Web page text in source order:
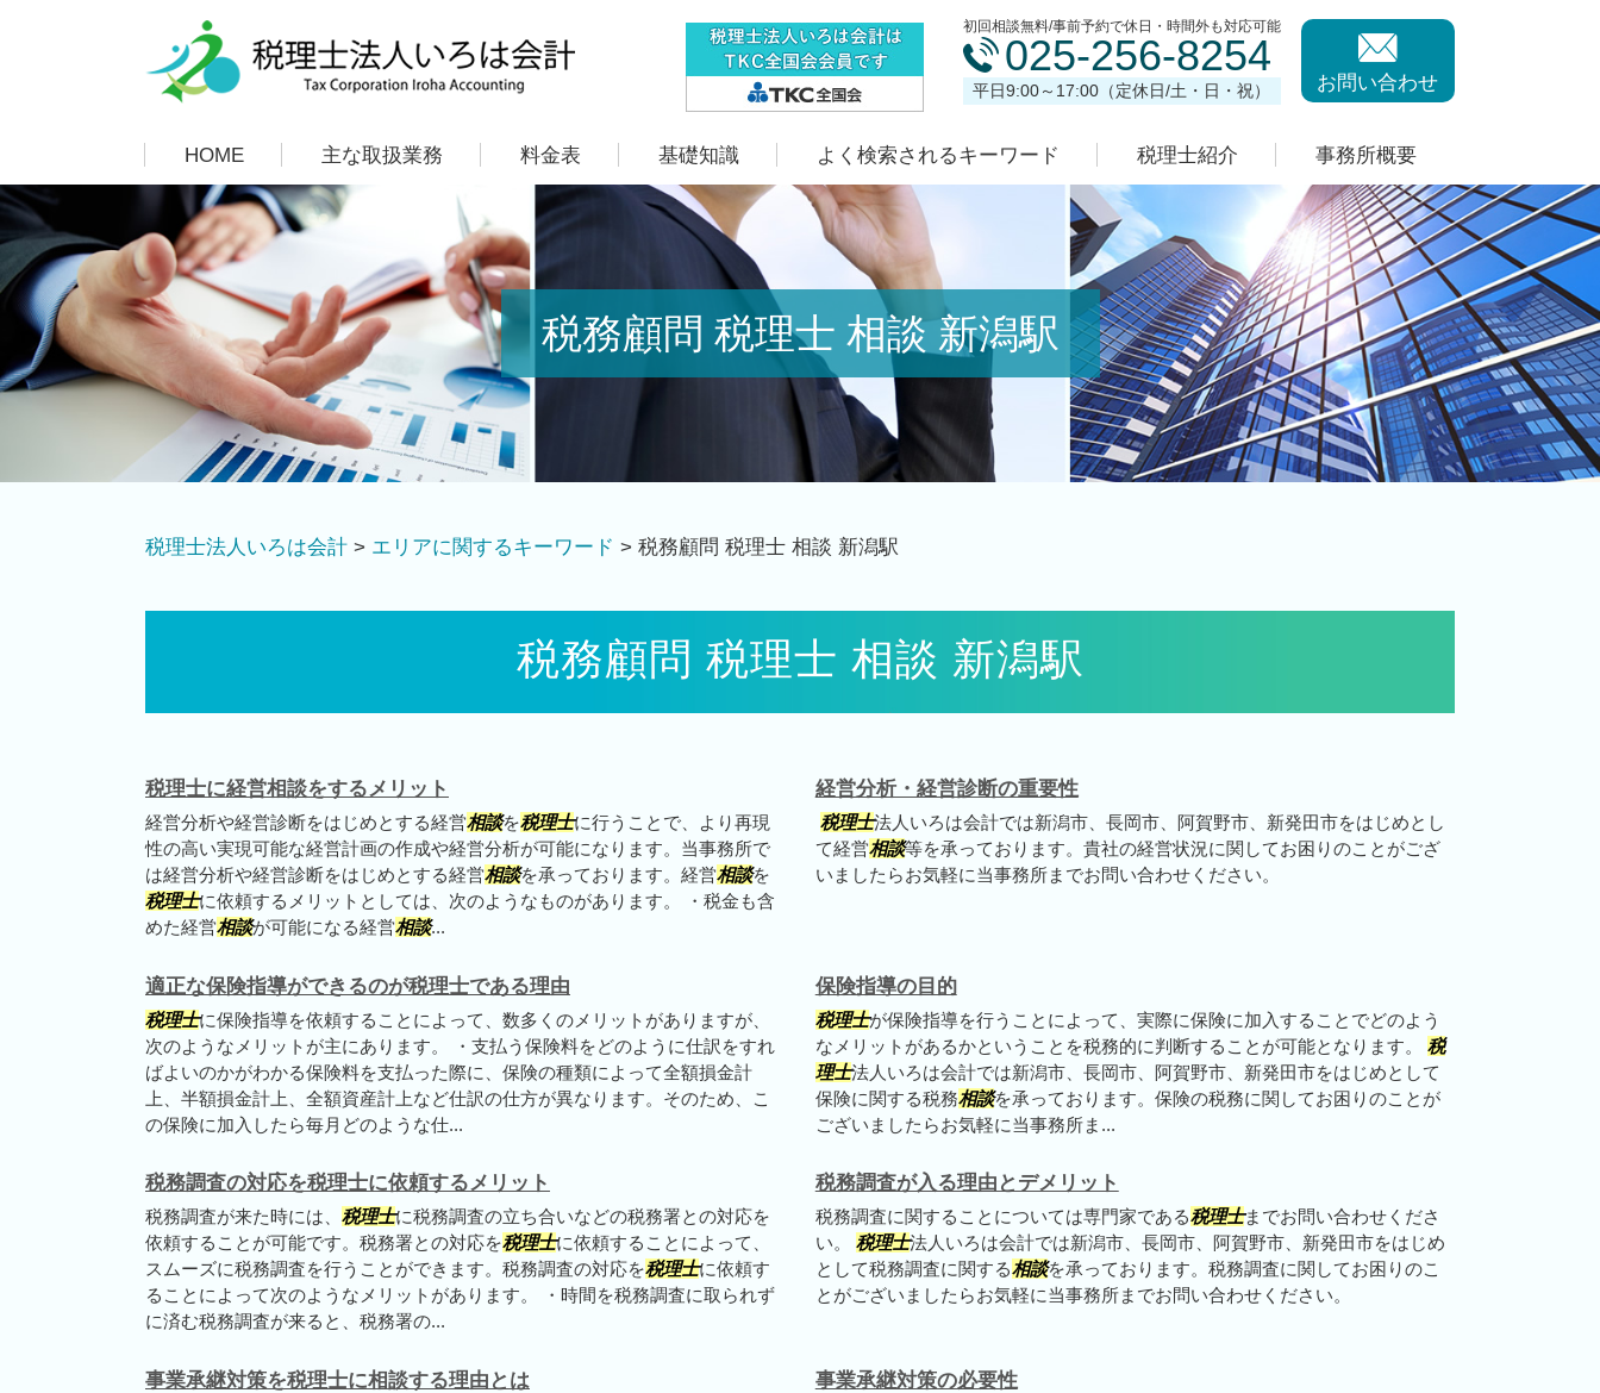
税務顧問 税理士 相談 新潟駅
初回相談無料/事前予約で休日・時間外も対応可能
025-256-8254
平日9:00～17:00（定休日/土・日・祝） お問い合わせ
HOME 主な取扱業務 料金表 基礎知識 よく検索されるキーワード 税理士紹介 事務所概要
税理士法人いろは会計 > エリアに関するキーワード > 税務顧問 税理士 相談 新潟駅
税務顧問 税理士 相談 新潟駅
税理士に経営相談をするメリット
経営分析や経営診断をはじめとする経営相談を税理士に行うことで、より再現
性の高い実現可能な経営計画の作成や経営分析が可能になります。当事務所で
は経営分析や経営診断をはじめとする経営相談を承っております。経営相談を
税理士に依頼するメリットとしては、次のようなものがあります。 ・税金も含
めた経営相談が可能になる経営相談...
経営分析・経営診断の重要性
税理士法人いろは会計では新潟市、長岡市、阿賀野市、新発田市をはじめとし
て経営相談等を承っております。貴社の経営状況に関してお困りのことがござ
いましたらお気軽に当事務所までお問い合わせください。
適正な保険指導ができるのが税理士である理由
税理士に保険指導を依頼することによって、数多くのメリットがありますが、
次のようなメリットが主にあります。 ・支払う保険料をどのように仕訳をすれ
ばよいのかがわかる保険料を支払った際に、保険の種類によって全額損金計
上、半額損金計上、全額資産計上など仕訳の仕方が異なります。そのため、こ
の保険に加入したら毎月どのような仕...
保険指導の目的
税理士が保険指導を行うことによって、実際に保険に加入することでどのよう
なメリットがあるかということを税務的に判断することが可能となります。 税
理士法人いろは会計では新潟市、長岡市、阿賀野市、新発田市をはじめとして
保険に関する税務相談を承っております。保険の税務に関してお困りのことが
ございましたらお気軽に当事務所ま...
税務調査の対応を税理士に依頼するメリット
税務調査が来た時には、 税理士に税務調査の立ち合いなどの税務署との対応を
依頼することが可能です。税務署との対応を税理士に依頼することによって、
スムーズに税務調査を行うことができます。税務調査の対応を税理士に依頼す
ることによって次のようなメリットがあります。 ・時間を税務調査に取られず
に済む税務調査が来ると、税務署の...
税務調査が入る理由とデメリット
税務調査に関することについては専門家である税理士までお問い合わせくださ
い。 税理士法人いろは会計では新潟市、長岡市、阿賀野市、新発田市をはじめ
として税務調査に関する相談を承っております。税務調査に関してお困りのこ
とがございましたらお気軽に当事務所までお問い合わせください。
事業承継対策を税理士に相談する理由とは 事業承継対策の必要性